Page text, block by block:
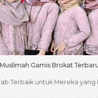
Gamis Brokat
Terbaik untuk Mereka yang